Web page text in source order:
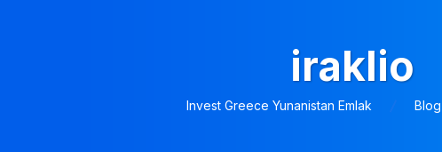
iraklio
Invest Greece Yunanistan Emlak Blog